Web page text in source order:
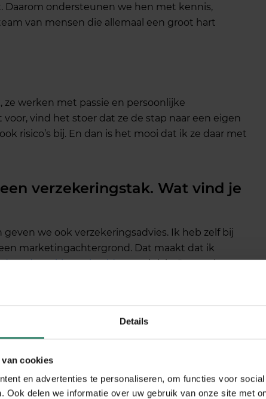
Details
cookies
en advertenties te personaliseren, om functies voor
Ook delen we informatie over uw gebruik van onze site met
ondersteunen we hen met kennis,
van mensen die allemaal een groot hart
ze werken met passie en persoonlijke
vind het stoer dat ze de stap naar een eigen
risico’s bij. En dan is het mooi dat ik ze daar met
verzekeringstak. Wat vind je
geven we ook verzekeringsadvies. Ik heb zelf bij
marketingachtergrond. Dat maakt dat ik
orde wakker schudden, toejuich. Ongeacht
kan kiezen die bij hem of haar past.
die keuze bewust en met begrip voor
we verwachten?
leuk maar het event leunt niet op een grote naam.